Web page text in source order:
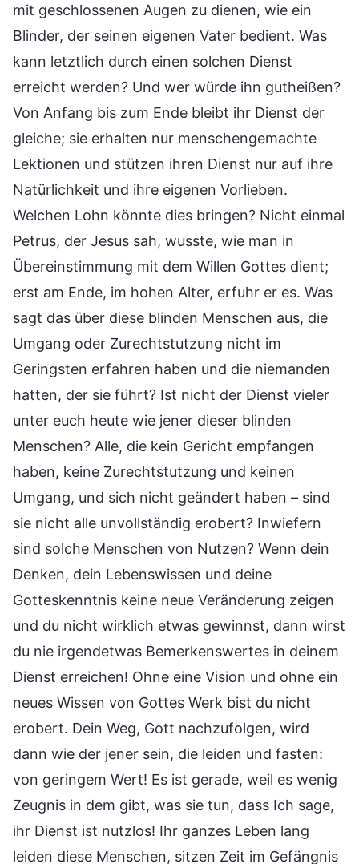
mit geschlossenen Augen zu dienen, wie ein
Blinder, der seinen eigenen Vater bedient. Was
kann letztlich durch einen solchen Dienst
erreicht werden? Und wer würde ihn gutheißen?
Von Anfang bis zum Ende bleibt ihr Dienst der
gleiche; sie erhalten nur menschengemachte
Lektionen und stützen ihren Dienst nur auf ihre
Natürlichkeit und ihre eigenen Vorlieben.
Welchen Lohn könnte dies bringen? Nicht einmal
Petrus, der Jesus sah, wusste, wie man in
Übereinstimmung mit dem Willen Gottes dient;
erst am Ende, im hohen Alter, erfuhr er es. Was
sagt das über diese blinden Menschen aus, die
Umgang oder Zurechtstutzung nicht im
Geringsten erfahren haben und die niemanden
hatten, der sie führt? Ist nicht der Dienst vieler
unter euch heute wie jener dieser blinden
Menschen? Alle, die kein Gericht empfangen
haben, keine Zurechtstutzung und keinen
Umgang, und sich nicht geändert haben – sind
sie nicht alle unvollständig erobert? Inwiefern
sind solche Menschen von Nutzen? Wenn dein
Denken, dein Lebenswissen und deine
Gotteskenntnis keine neue Veränderung zeigen
und du nicht wirklich etwas gewinnst, dann wirst
du nie irgendetwas Bemerkenswertes in deinem
Dienst erreichen! Ohne eine Vision und ohne ein
neues Wissen von Gottes Werk bist du nicht
erobert. Dein Weg, Gott nachzufolgen, wird
dann wie der jener sein, die leiden und fasten:
von geringem Wert! Es ist gerade, weil es wenig
Zeugnis in dem gibt, was sie tun, dass Ich sage,
ihr Dienst ist nutzlos! Ihr ganzes Leben lang
leiden diese Menschen, sitzen Zeit im Gefängnis